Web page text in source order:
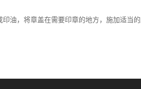
油，将章盖在需要印章的地方，施加适当的